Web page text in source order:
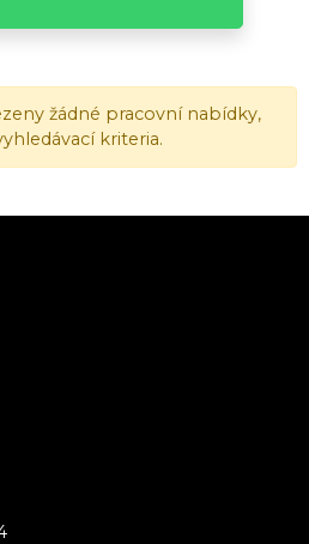
žádné pracovní nabídky,
kriteria.